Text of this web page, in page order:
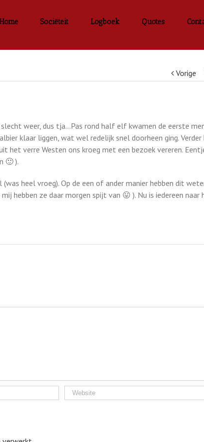
Home Sociëteit Logboek Quotes
Vorige
weer, dus tja…Pas rond half elf kwamen de eerste
klaar liggen, wat wel redelijk snel doorheen ging. Verder
het verre Westen ons kroeg met een bezoek vereren.
🙂 ).
heel vroeg). Op de een of ander manier hebben dit
hebben ze daar morgen spijt van 😛 ). Nu is iedereen naar